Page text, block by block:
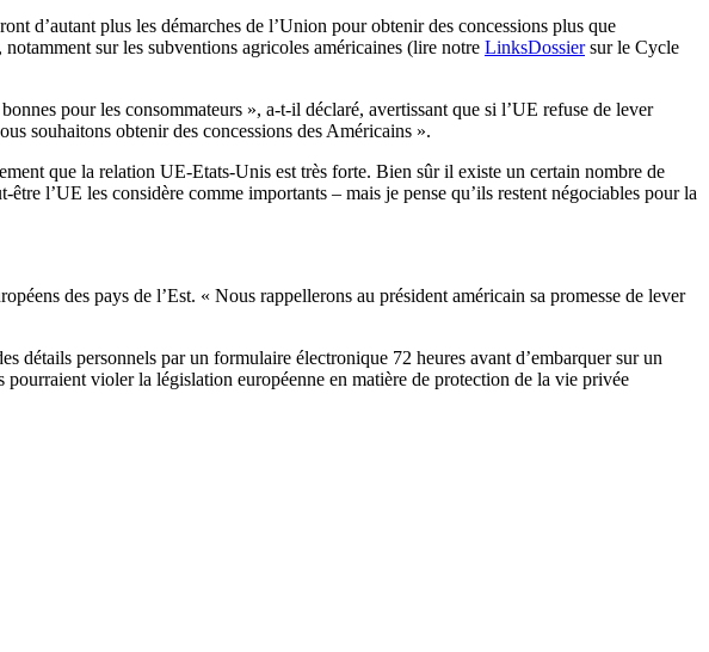
d’autant plus les démarches de l’Union pour obtenir des concessions plus que
sur les subventions agricoles américaines (lire notre LinksDossiersur le Cycle
pour les consommateurs », a-t-il déclaré, avertissant que si l’UE refuse de lever
souhaitons obtenir des concessions des Américains ».
que la relation UE-Etats-Unis est très forte. Bien sûr il existe un certain nombre de
l’UE les considère comme importants – mais je pense qu’ils restent négociables pour la
des pays de l’Est. « Nous rappellerons au président américain sa promesse de lever
détails personnels par un formulaire électronique 72 heures avant d’embarquer sur un
violer la législation européenne en matière de protection de la vie privée